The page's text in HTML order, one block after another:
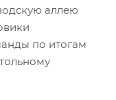
аллею
по итогам